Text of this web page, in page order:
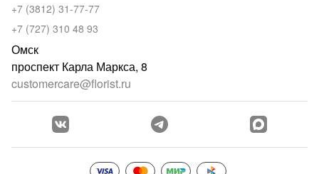
+7 (3812) 31-77-77
+7 (727) 310 48 93
Омск
проспект Карла Маркса, 8
customercare@florist.ru